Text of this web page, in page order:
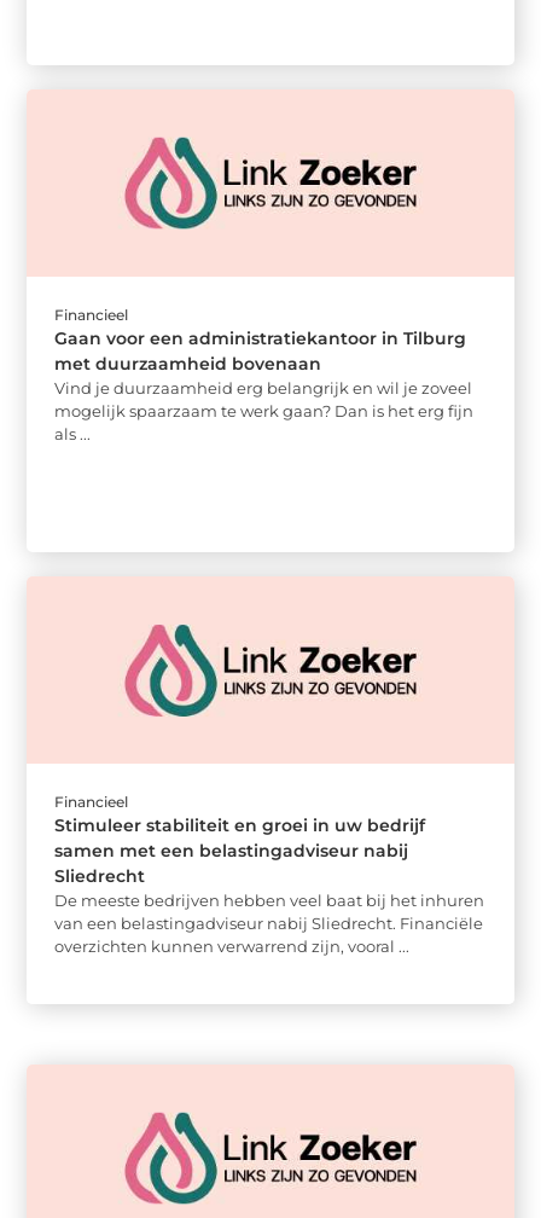
Financieel
Gaan voor een administratiekantoor in Tilburg
met duurzaamheid bovenaan
Vind je duurzaamheid erg belangrijk en wil je zoveel
mogelijk spaarzaam te werk gaan? Dan is het erg fijn
als ...
Financieel
Stimuleer stabiliteit en groei in uw bedrijf
samen met een belastingadviseur nabij
Sliedrecht
De meeste bedrijven hebben veel baat bij het inhuren
van een belastingadviseur nabij Sliedrecht. Financiële
overzichten kunnen verwarrend zijn, vooral ...